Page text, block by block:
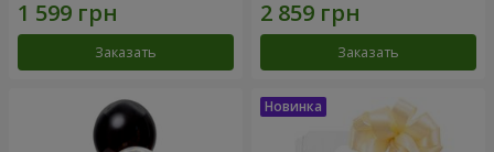
Заказать Заказать